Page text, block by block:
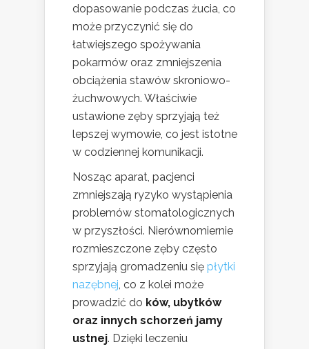
dopasowanie podczas żucia, co
może przyczynić się do
łatwiejszego spożywania
pokarmów oraz zmniejszenia
obciążenia stawów skroniowo-
żuchwowych. Właściwie
ustawione zęby sprzyjają też
lepszej wymowie, co jest istotne
w codziennej komunikacji.
Nosząc aparat, pacjenci
zmniejszają ryzyko wystąpienia
problemów stomatologicznych
w przyszłości. Nierównomiernie
rozmieszczone zęby często
sprzyjają gromadzeniu się płytki
nazębnej, co z kolei może
prowadzić do ków, ubytków
oraz innych schorzeń jamy
ustnej. Dzięki leczeniu